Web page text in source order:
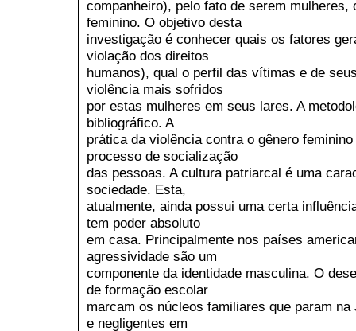
companheiro), pelo fato de serem mulheres,
feminino. O objetivo desta
investigação é conhecer quais os fatores
violação dos direitos
humanos), qual o perfil das vítimas e de
violência mais sofridos
por estas mulheres em seus lares. A
bibliográfico. A
prática da violência contra o gênero
processo de socialização
das pessoas. A cultura patriarcal é uma
sociedade. Esta,
atualmente, ainda possui uma certa
tem poder absoluto
em casa. Principalmente nos países
agressividade são um
componente da identidade masculina. O
de formação escolar
marcam os núcleos familiares que param
e negligentes em